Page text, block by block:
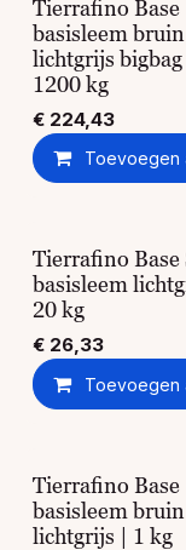
Tierrafino Base
basisleem
lichtgrijs bigbag
1200 kg
€ 224,43
Toevoegen
Tierrafino Base
basisleem
20 kg
€ 26,33
Toevoegen
Tierrafino Base
basisleem
lichtgrijs | 1 kg